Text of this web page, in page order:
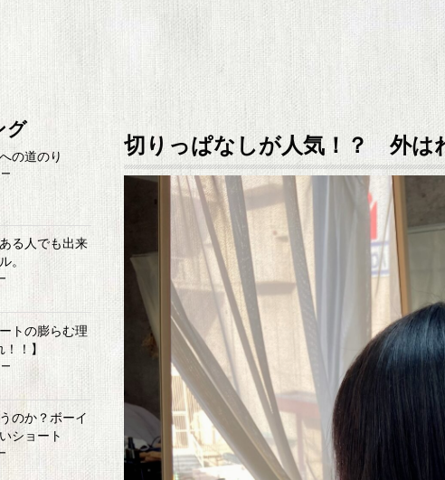
切りっぱなしが人気！？ 外
グ
の道のり
る人でも出来
。
トの膨らむ理
！】
のか？ボーイ
ショート